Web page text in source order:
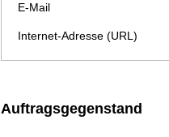
E-Mail
Internet-Adresse (URL)
Auftragsgegenstand